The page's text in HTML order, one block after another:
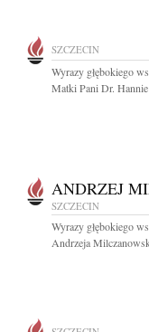
SZCZECIN
Wyrazy głębokiego
Matki Pani Dr.
ANDRZEJ
SZCZECIN
Wyrazy głębokiego
Andrzeja